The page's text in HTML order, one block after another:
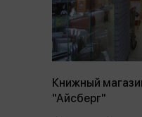
Книжный
"Айсберг"